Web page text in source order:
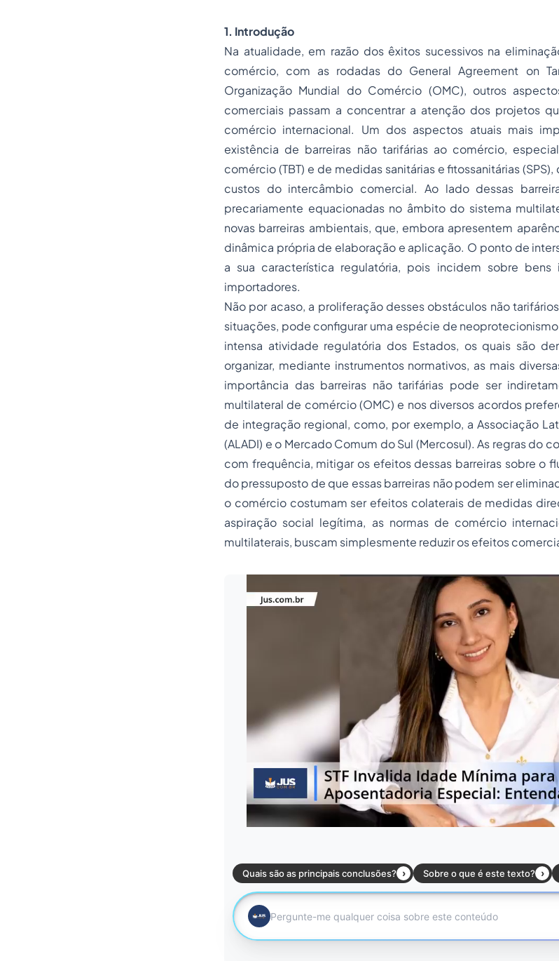
1. Introdução
Na atualidade, em razão dos êxitos sucessivos na
comércio, com as rodadas do General Agreement on
Organização Mundial do Comércio (OMC), outros
comerciais passam a concentrar a atenção dos projetos
comércio internacional. Um dos aspectos atuais mais
existência de barreiras não tarifárias ao comércio,
comércio (TBT) e de medidas sanitárias e fitossanitárias
custos do intercâmbio comercial. Ao lado dessas
precariamente equacionadas no âmbito do sistema
novas barreiras ambientais, que, embora apresentem
dinâmica própria de elaboração e aplicação. O ponto de
a sua característica regulatória, pois incidem sobre bens
importadores.
Não por acaso, a proliferação desses obstáculos não
situações, pode configurar uma espécie de neoprotecionismo
intensa atividade regulatória dos Estados, os quais são
organizar, mediante instrumentos normativos, as mais
importância das barreiras não tarifárias pode ser
multilateral de comércio (OMC) e nos diversos acordos
de integração regional, como, por exemplo, a Associação
(ALADI) e o Mercado Comum do Sul (Mercosul). As regras do
com frequência, mitigar os efeitos dessas barreiras sobre o
do pressuposto de que essas barreiras não podem ser
o comércio costumam ser efeitos colaterais de medidas
aspiração social legítima, as normas de comércio
multilaterais, buscam simplesmente reduzir os efeitos